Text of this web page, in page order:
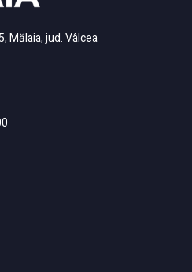
Mălaia, jud. Vâlcea